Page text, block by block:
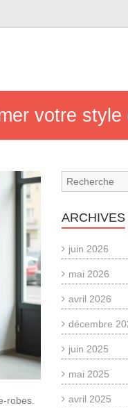
votre
robes.
ARCHIVES
juin 2026
mai 2026
avril 2026
décembre
juin 2025
mai 2025
avril 2025